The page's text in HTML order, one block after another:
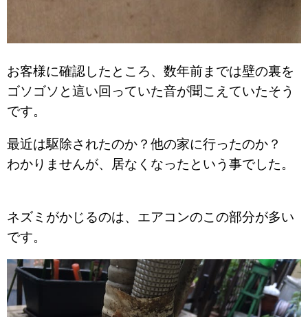
お客様に確認したところ、数年前までは壁の裏を
ゴソゴソと這い回っていた音が聞こえていたそう
です。
最近は駆除されたのか？他の家に行ったのか？
わかりませんが、居なくなったという事でした。
ネズミがかじるのは、エアコンのこの部分が多い
です。